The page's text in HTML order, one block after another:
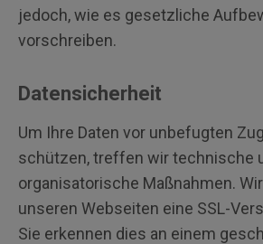
jedoch, wie es gesetzliche
vorschreiben.
Datensicherheit
Um Ihre Daten vor unbefugten
schützen, treffen wir technische
organisatorische Maßnahmen.
unseren Webseiten eine SSL-
Sie erkennen dies an einem